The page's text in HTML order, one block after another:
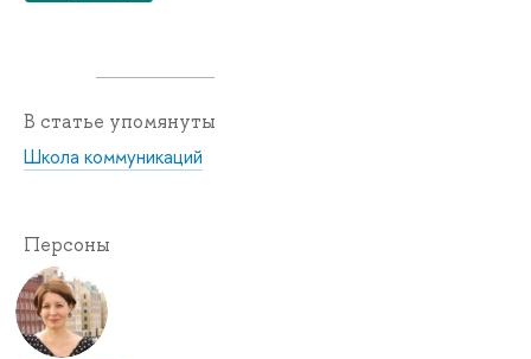
В статье упомянуты
Школа коммуникаций
Персоны